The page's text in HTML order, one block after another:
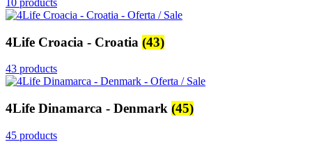
10 products
4Life Croacia - Croatia (43)
43 products
4Life Dinamarca - Denmark (45)
45 products